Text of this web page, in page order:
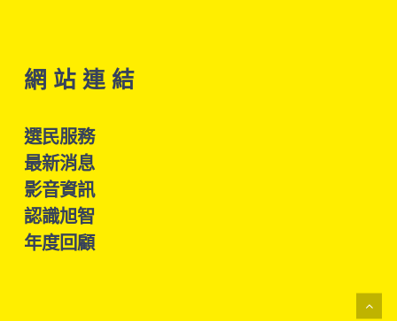
網 站 連 結
選民服務
最新消息
影音資訊
認識旭智
年度回顧